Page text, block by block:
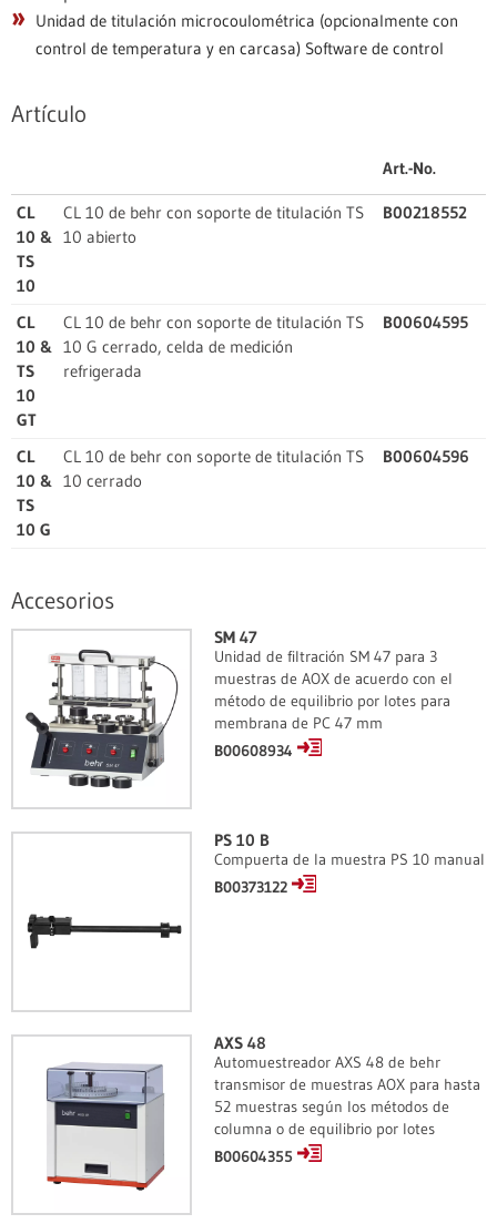
Unidad de titulación microcoulométrica (opcionalmente con
control de temperatura y en carcasa) Software de control
Artículo
Art.-No.
CL
10 &
TS
10
CL 10 de behr con soporte de titulación TS
10 abierto
B00218552
CL
10 &
TS
10
GT
CL 10 de behr con soporte de titulación TS
10 G cerrado, celda de medición
refrigerada
B00604595
CL
10 &
TS
10 G
CL 10 de behr con soporte de titulación TS
10 cerrado
B00604596
Accesorios
SM 47
Unidad de filtración SM 47 para 3
muestras de AOX de acuerdo con el
método de equilibrio por lotes para
membrana de PC 47 mm
B00608934
PS 10 B
Compuerta de la muestra PS 10 manual
B00373122
AXS 48
Automuestreador AXS 48 de behr
transmisor de muestras AOX para hasta
52 muestras según los métodos de
columna o de equilibrio por lotes
B00604355